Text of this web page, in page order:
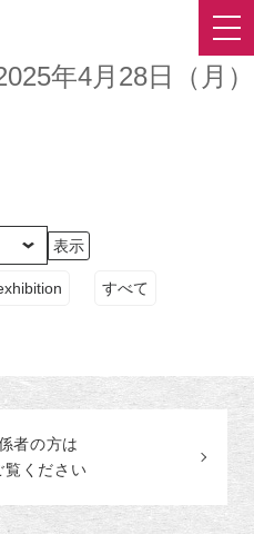
年4月28日（月）
すべて
者の方は
覧ください